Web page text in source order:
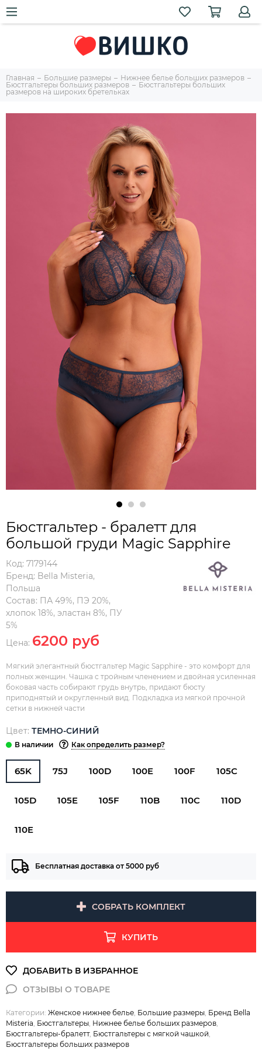
Главная Большие размеры
Нижнее белье больших размеров
Бюстгальтеры больших размеров
Бюстгальтеры больших
размеров на широких бретельках
Бюстгальтер - бралетт для
большой груди Magic Sapphire
Код: 7179144
Бренд: Bella Misteria,
Польша
Состав: ПА 49%, ПЭ 20%,
хлопок 18%, эластан 8%, ПУ
5%
Цена: 6200 руб
Мягкий элегантный бюстгальтер Magic Sapphire - это комфорт для
полных женщин. Чашка с тройным членением и двойная усиленная
боковая часть собирают грудь внутрь, придают бюсту
приподнятый и округленный вид. Подкладка из мягкой прочной
сетки в нижней части
Цвет: ТЕМНО-СИНИЙ
Как определить размер?
65K 75J 100D 100E 100F 105C
105D 105E 105F 110B 110C 110D
110E
Бесплатная доставка от 5000 руб
СОБРАТЬ КОМПЛЕКТ
КУПИТЬ
Категории: Женское нижнее белье Большие размеры Бренд Bella
Misteria Бюстгальтеры Нижнее белье больших размеров
Бюстгальтеры-бралетт, Бюстгальтеры с мягкой чашкой
Бюстгальтеры больших размеров